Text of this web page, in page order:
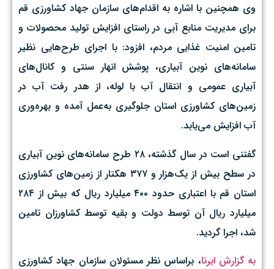
وی همچنین با اشاره به اقدام‌های سازمان جهاد کشاورزی قم
برای مدیریت منابع آبی در راستای افزایش تولید محصولات و
تامین امنیت غذایی مردم، افزود: با اجرای طرح‌هایی نظیر
سامانه‌های نوین آبیاری، پوشش انهار سنتی و کانال‌های
آبیاری عمومی و انتقال آب با لوله، از هدر رفت آب در
زمین‌های کشاورزی استان جلوگیری به‌عمل آمده و بهره‌وری
آب افزایش می‌یابد.
گفتنی است در سال گذشته، ۲۸ طرح سامانه‌های نوین آبیاری
در سطح بیش از یک‌هزار و ۳۷۷ هکتار از زمین‌های کشاورزی
استان قم با اعتباری حدود ۴۰۰ میلیارد ریال که بیش از ۲۸۴
میلیارد ریال آن توسط دولت و بقیه توسط کشاورزان تامین
شد، اجرا گردید.
به گزارش ایرنا،‌ براساس نظر مسئولان سازمان جهاد کشاورزی